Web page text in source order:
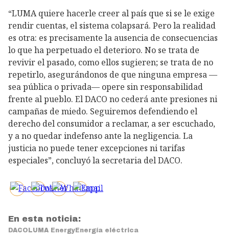
“LUMA quiere hacerle creer al país que si se le exige
rendir cuentas, el sistema colapsará. Pero la realidad
es otra: es precisamente la ausencia de consecuencias
lo que ha perpetuado el deterioro. No se trata de
revivir el pasado, como ellos sugieren; se trata de no
repetirlo, asegurándonos de que ninguna empresa —
sea pública o privada— opere sin responsabilidad
frente al pueblo. El DACO no cederá ante presiones ni
campañas de miedo. Seguiremos defendiendo el
derecho del consumidor a reclamar, a ser escuchado,
y a no quedar indefenso ante la negligencia. La
justicia no puede tener excepciones ni tarifas
especiales”, concluyó la secretaria del DACO.
En esta noticia:
DACO LUMA Energy Energía eléctrica